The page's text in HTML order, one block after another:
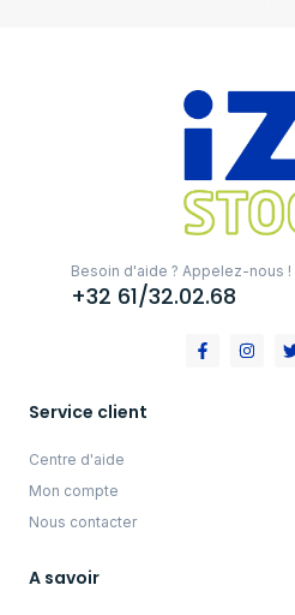
Besoin d'aide ? Appelez-nous !
+32 61/32.02.68
Service client
Centre d'aide
Mon compte
Nous contacter
A savoir